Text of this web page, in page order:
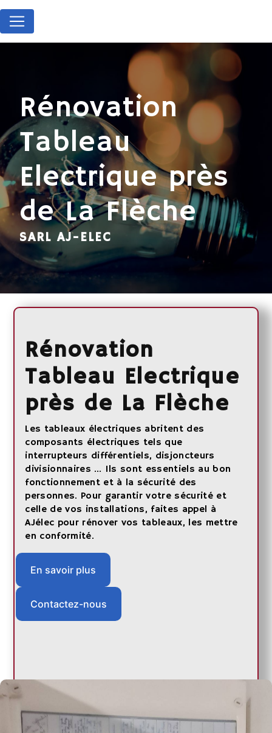
Rénovation
Tableau
Electrique près
de La Flèche
SARL AJ-ELEC
Rénovation
Tableau Electrique
près de La Flèche
Les tableaux électriques abritent des
composants électriques tels que
interrupteurs différentiels, disjoncteurs
divisionnaires … Ils sont essentiels au bon
fonctionnement et à la sécurité des
personnes. Pour garantir votre sécurité et
celle de vos installations, faites appel à
AJélec pour rénover vos tableaux, les mettre
en conformité.
En savoir plus
Contactez-nous
Panneau de gestion des cookies